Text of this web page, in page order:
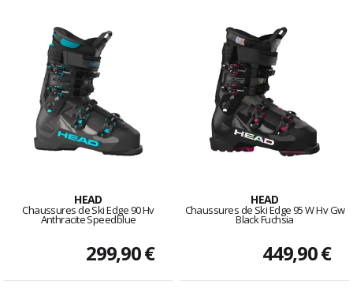
HEAD
Chaussures de Ski Edge 90 Hv
Anthracite Speedblue
299,90 €
HEAD
Chaussures de Ski Edge 95 W Hv Gw
Black Fuchsia
449,90 €